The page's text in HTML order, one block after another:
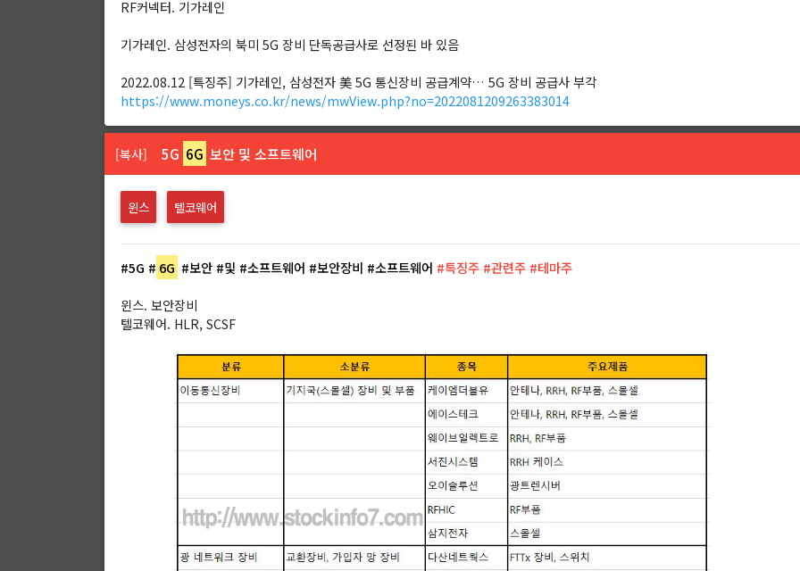
RF커넥터. 기가레인
기가레인. 삼성전자의 북미 5G 장비 단독공급사로 선정된 바 있음
2022.08.12 [특징주] 기가레인, 삼성전자 美 5G 통신장비 공급계약… 5G 장비 공급사 부각
https://www.moneys.co.kr/news/mwView.php?no=2022081209263383014
[복사] 5G 6G 보안 및 소프트웨어
윈스 텔코웨어
#5G # 6G #보안 #및 #소프트웨어 #보안장비 #소프트웨어 #특징주 #관련주 #테마주
윈스. 보안장비
텔코웨어. HLR, SCSF